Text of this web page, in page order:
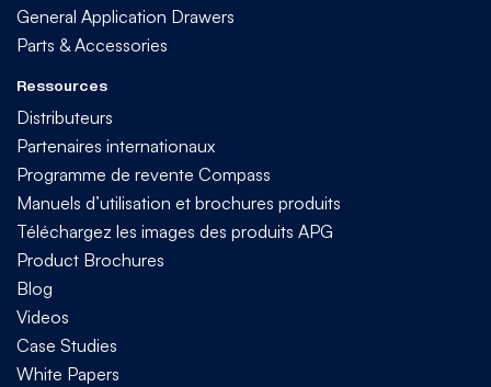
General Application Drawers
Parts & Accessories
Ressources
Distributeurs
Partenaires internationaux
Programme de revente Compass
Manuels d’utilisation et brochures produits
Téléchargez les images des produits APG
Product Brochures
Blog
Videos
Case Studies
White Papers